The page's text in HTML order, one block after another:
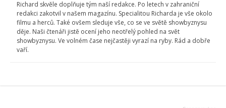
Richard skvěle doplňuje tým naší redakce. Po letech v zahraniční
redakci zakotvil v našem magazínu. Specialitou Richarda je vše okolo
filmu a herců. Také ovšem sleduje vše, co se ve světě showbyznysu
děje. Naši čtenáři jistě ocení jeho neotřelý pohled na svět
showbyznysu. Ve volném čase nejčastěji vyrazí na ryby. Rád a dobře
vaří.